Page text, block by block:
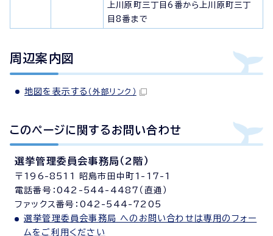
上川原町三丁目6番から上川原町三丁
目8番まで
周辺案内図
地図を表示する （外部リンク）
このページに関する お問い合わせ
選挙管理委員会事務局（2階）
〒196-8511 昭島市田中町1-17-1
電話番号：042-544-4487（直通）
ファックス番号：042-544-7205
選挙管理委員会事務局 へのお問い合わせは専用のフォー
ムをご利用ください